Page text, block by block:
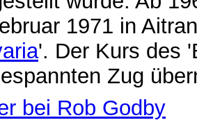
1971 in
'. Der Kurs des
Zug
bei Rob Godby